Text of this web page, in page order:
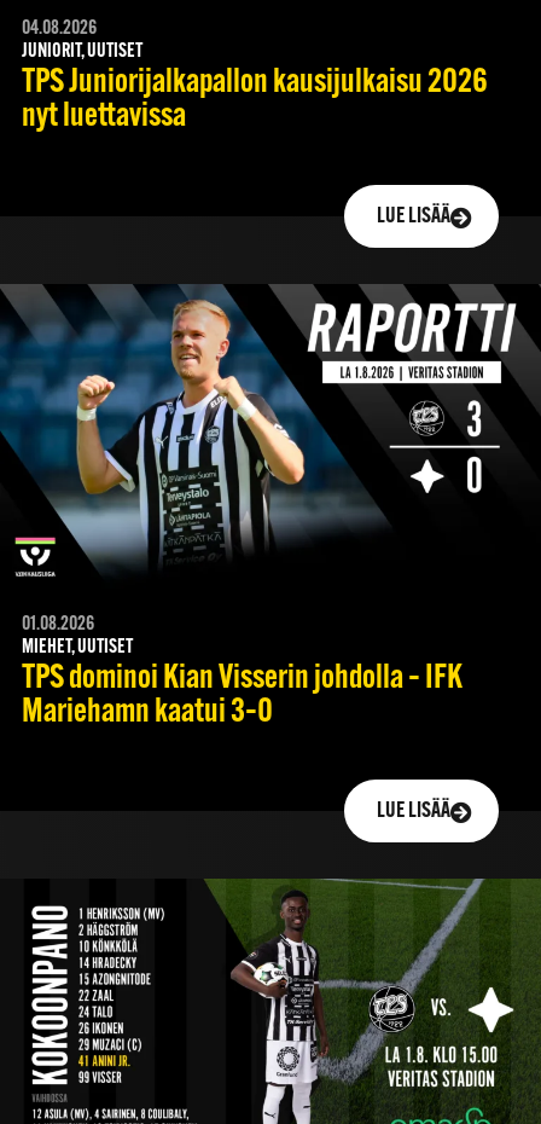
04.08.2026
JUNIORIT, UUTISET
TPS Juniorijalkapallon kausijulkaisu 2026
nyt luettavissa
LUE LISÄÄ
01.08.2026
MIEHET, UUTISET
TPS dominoi Kian Visserin johdolla – IFK
Mariehamn kaatui 3–0
LUE LISÄÄ